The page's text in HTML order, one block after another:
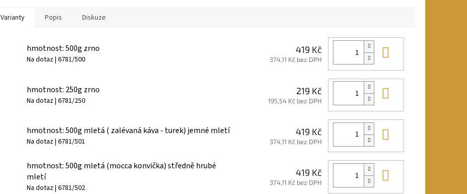
Varianty Popis Diskuze
hmotnost: 500g zrno
Na dotaz| 6781/500
419 Kč
374,11 Kč bez DPH
hmotnost: 250g zrno
Na dotaz| 6781/250
219 Kč
195,54 Kč bez DPH
hmotnost: 500g mletá ( zalévaná káva - turek) jemné mletí
Na dotaz| 6781/501
419 Kč
374,11 Kč bez DPH
hmotnost: 500g mletá (mocca konvička) středně hrubé
mletí
Na dotaz| 6781/502
419 Kč
374,11 Kč bez DPH